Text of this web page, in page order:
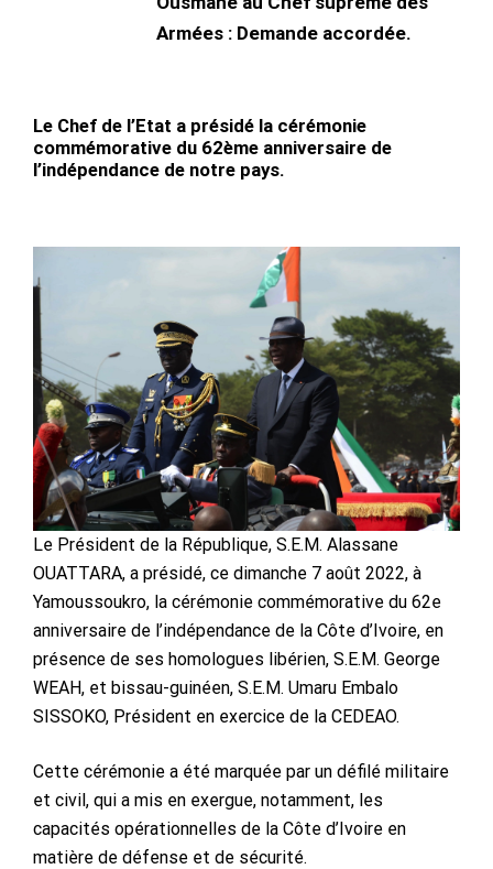
Armées : Demande accordée.
Le Chef de l’Etat a présidé la cérémonie
commémorative du 62ème anniversaire de
l’indépendance de notre pays.
Le Président de la République, S.E.M. Alassane
OUATTARA, a présidé, ce dimanche 7 août 2022, à
Yamoussoukro, la cérémonie commémorative du 62e
anniversaire de l’indépendance de la Côte d’Ivoire, en
présence de ses homologues libérien, S.E.M. George
WEAH, et bissau-guinéen, S.E.M. Umaru Embalo
SISSOKO, Président en exercice de la CEDEAO.
Cette cérémonie a été marquée par un défilé militaire
et civil, qui a mis en exergue, notamment, les
capacités opérationnelles de la Côte d’Ivoire en
matière de défense et de sécurité.